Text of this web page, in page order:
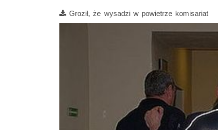
Film
Groził, że wysadzi w powietrze komisariat